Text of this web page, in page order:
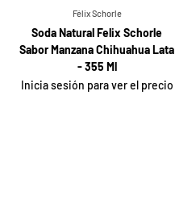
Félix Schorle
Soda Natural Felix Schorle
Sabor Manzana Chihuahua Lata
- 355 Ml
Inicia sesión para ver el precio